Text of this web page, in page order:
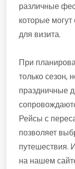
различные
которые
для визита.
При
только сезон,
праздничные
Рейсы с
позволяет
путешествия.
на нашем